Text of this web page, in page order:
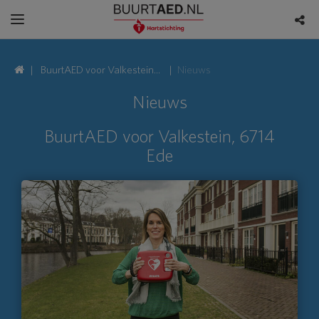
BuurtAED voor Valkestein,
Nieuws
Nieuws
BuurtAED voor Valkestein, 6714
Ede